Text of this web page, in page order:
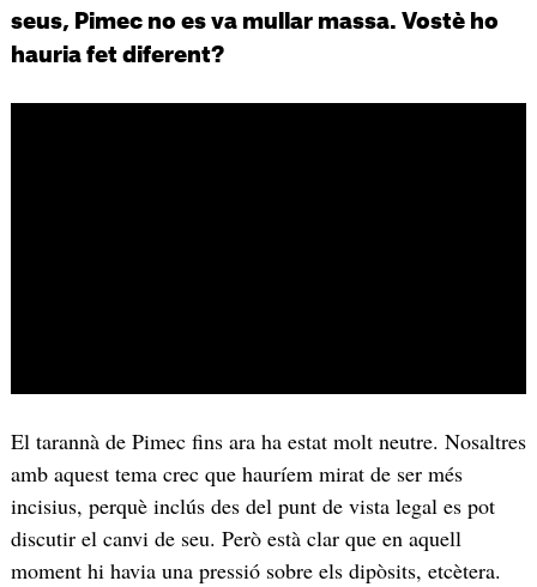
seus, Pimec no es va mullar massa. Vostè ho
hauria fet diferent?
El tarannà de Pimec fins ara ha estat molt neutre. Nosaltres
amb aquest tema crec que hauríem mirat de ser més
incisius, perquè inclús des del punt de vista legal es pot
discutir el canvi de seu. Però està clar que en aquell
moment hi havia una pressió sobre els dipòsits, etcètera.